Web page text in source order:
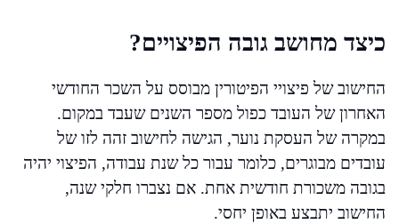
כיצד מחושב גובה הפיצויים?
החישוב של פיצויי הפיטורין מבוסס על השכר החודשי
האחרון של העובד כפול מספר השנים שעבד במקום.
במקרה של העסקת נוער, הגישה לחישוב זהה לזו של
עובדים מבוגרים, כלומר עבור כל שנת עבודה, הפיצוי יהיה
בגובה משכורת חודשית אחת. אם נצברו חלקי שנה,
החישוב יתבצע באופן יחסי.